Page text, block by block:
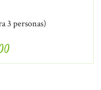
3 personas)